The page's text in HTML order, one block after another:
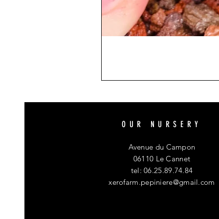
OUR NURSERY
Avenue du Campon
06110 Le Cannet
tel: 06.25.89.74.84
xerofarm.pepiniere@gmail.com